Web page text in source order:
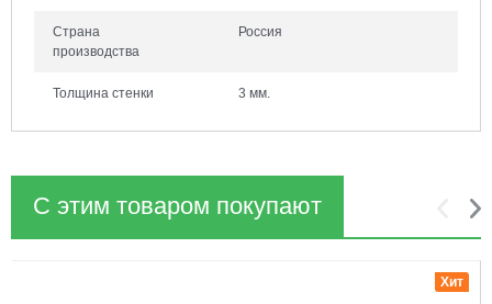
Страна
производства
Россия
Толщина стенки 3 мм.
С этим товаром покупают
Хит